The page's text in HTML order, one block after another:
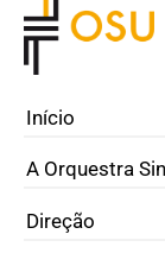
Início
A Orquestra
Direção